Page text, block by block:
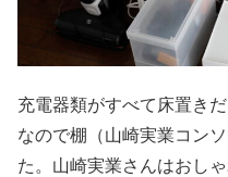
充電器類がすべて床置き
なので棚（山崎実業コン
た。山崎実業さんはおし